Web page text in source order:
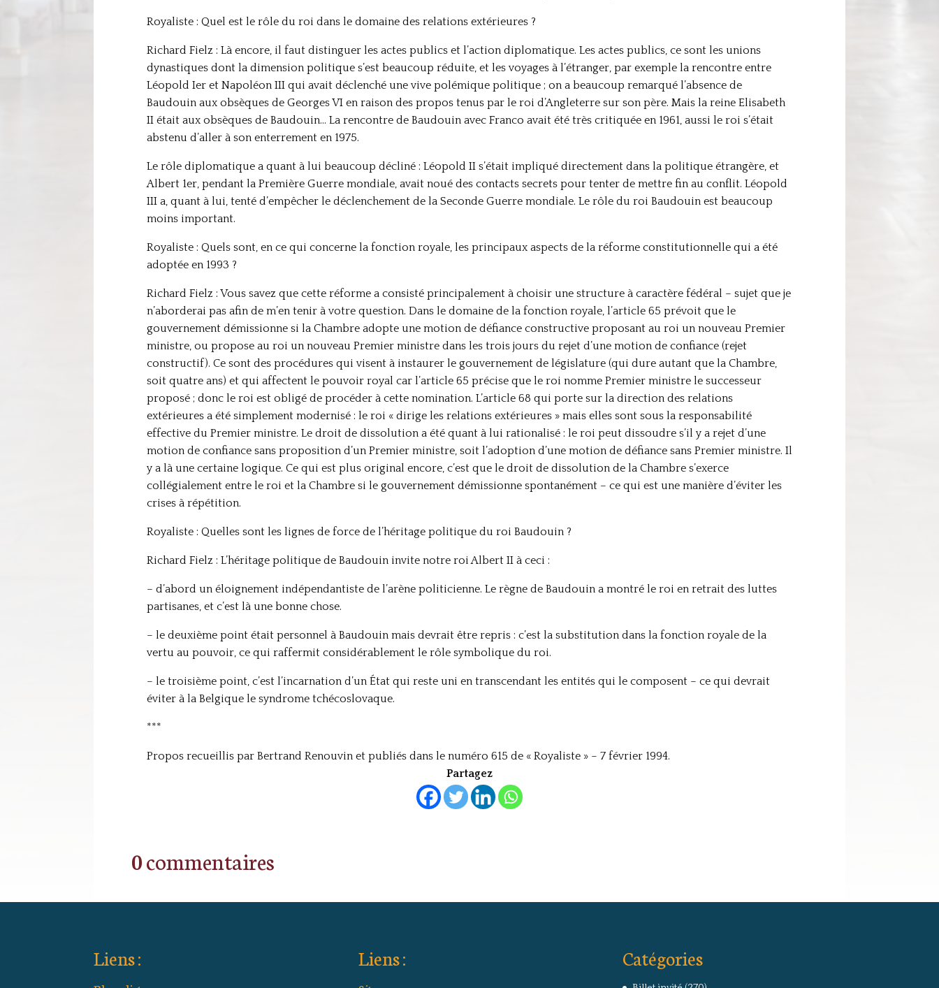
Royaliste : Quel est le rôle du roi dans le domaine des relations extérieures ?
Richard Fielz : Là encore, il faut distinguer les actes publics et l’action diplomatique. Les actes publics, ce sont les unions
dynastiques dont la dimension politique s’est beaucoup réduite, et les voyages à l’étranger, par exemple la rencontre entre
Léopold Ier et Napoléon III qui avait déclenché une vive polémique politique ; on a beaucoup remarqué l’absence de
Baudouin aux obsèques de Georges VI en raison des propos tenus par le roi d’Angleterre sur son père. Mais la reine Elisabeth
II était aux obsèques de Baudouin… La rencontre de Baudouin avec Franco avait été très critiquée en 1961, aussi le roi s’était
abstenu d’aller à son enterrement en 1975.
Le rôle diplomatique a quant à lui beaucoup décliné : Léopold II s’était impliqué directement dans la politique étrangère, et
Albert 1er, pendant la Première Guerre mondiale, avait noué des contacts secrets pour tenter de mettre fin au conflit. Léopold
III a, quant à lui, tenté d’empêcher le déclenchement de la Seconde Guerre mondiale. Le rôle du roi Baudouin est beaucoup
moins important.
Royaliste : Quels sont, en ce qui concerne la fonction royale, les principaux aspects de la réforme constitutionnelle qui a été
adoptée en 1993 ?
Richard Fielz : Vous savez que cette réforme a consisté principalement à choisir une structure à caractère fédéral – sujet que je
n’aborderai pas afin de m’en tenir à votre question. Dans le domaine de la fonction royale, l’article 65 prévoit que le
gouvernement démissionne si la Chambre adopte une motion de défiance constructive proposant au roi un nouveau Premier
ministre, ou propose au roi un nouveau Premier ministre dans les trois jours du rejet d’une motion de confiance (rejet
constructif). Ce sont des procédures qui visent à instaurer le gouvernement de législature (qui dure autant que la Chambre,
soit quatre ans) et qui affectent le pouvoir royal car l’article 65 précise que le roi nomme Premier ministre le successeur
proposé ; donc le roi est obligé de procéder à cette nomination. L’article 68 qui porte sur la direction des relations
extérieures a été simplement modernisé : le roi « dirige les relations extérieures » mais elles sont sous la responsabilité
effective du Premier ministre. Le droit de dissolution a été quant à lui rationalisé : le roi peut dissoudre s’il y a rejet d’une
motion de confiance sans proposition d’un Premier ministre, soit l’adoption d’une motion de défiance sans Premier ministre. Il
y a là une certaine logique. Ce qui est plus original encore, c’est que le droit de dissolution de la Chambre s’exerce
collégialement entre le roi et la Chambre si le gouvernement démissionne spontanément – ce qui est une manière d’éviter les
crises à répétition.
Royaliste : Quelles sont les lignes de force de l’héritage politique du roi Baudouin ?
Richard Fielz : L’héritage politique de Baudouin invite notre roi Albert II à ceci :
– d’abord un éloignement indépendantiste de l’arène politicienne. Le règne de Baudouin a montré le roi en retrait des luttes
partisanes, et c’est là une bonne chose.
– le deuxième point était personnel à Baudouin mais devrait être repris : c’est la substitution dans la fonction royale de la
vertu au pouvoir, ce qui raffermit considérablement le rôle symbolique du roi.
– le troisième point, c’est l’incarnation d’un État qui reste uni en transcendant les entités qui le composent – ce qui devrait
éviter à la Belgique le syndrome tchécoslovaque.
***
Propos recueillis par Bertrand Renouvin et publiés dans le numéro 615 de « Royaliste » – 7 février 1994.
Partagez
0 commentaires
Liens : Liens : Catégories